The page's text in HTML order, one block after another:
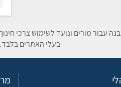
עבור מורים ונועד לשימוש צרכי
בעלי האתרים